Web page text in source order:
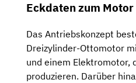
Eckdaten zum Motor
Das Antriebskonzept
Dreizylinder-Ottomotor
und einem Elektromotor,
produzieren. Darüber